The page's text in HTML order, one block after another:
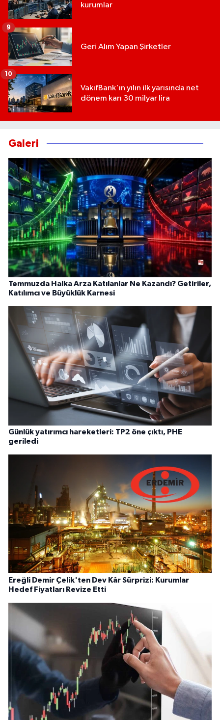
kurumlar
Geri Alım Yapan Şirketler
9
VakıfBank'ın yılın ilk yarısında net
dönem karı 30 milyar lira
10
Galeri
Temmuzda Halka Arza Katılanlar Ne Kazandı? Getiriler,
Katılımcı ve Büyüklük Karnesi
Günlük yatırımcı hareketleri: TP2 öne çıktı, PHE
geriledi
Ereğli Demir Çelik'ten Dev Kâr Sürprizi: Kurumlar
Hedef Fiyatları Revize Etti